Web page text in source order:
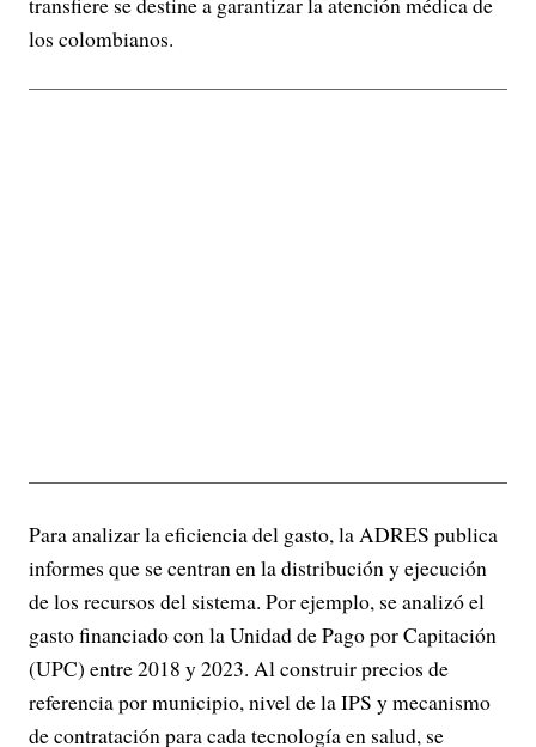
los colombianos.
Para analizar la eficiencia del gasto, la ADRES publica
informes que se centran en la distribución y ejecución
de los recursos del sistema. Por ejemplo, se analizó el
gasto financiado con la Unidad de Pago por Capitación
(UPC) entre 2018 y 2023. Al construir precios de
referencia por municipio, nivel de la IPS y mecanismo
de contratación para cada tecnología en salud, se